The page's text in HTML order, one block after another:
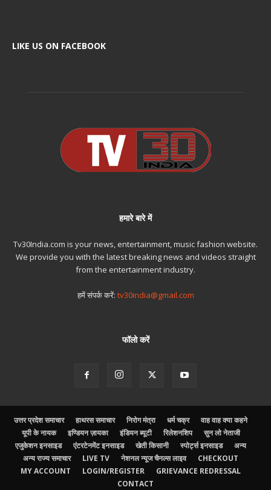
LIKE US ON FACEBOOK
हमारे बारे में
Tv30India.com is your news, entertainment, music fashion website.
We provide you with the latest breaking news and videos straight
from the entertainment industry.
हमें संपर्क करें: tv30india@gmail.com
फॉलो करें
उत्तर प्रदेश समाचार हाथरस समाचार निरोग मंत्रा धर्म चक्र
वाह वाह क्या कहने
यूपी के नायक
इण्डियन ज़ायका इंडियन ब्यूटी रिलेशनशिप
सुन लो नेताजी
एजुकेशन इनसाइड
एंटरटेनमेंट इनसाइड खेती किसानी स्पोर्ट्स इनसाइड
अन्य
अन्य राज्य समाचार
LIVE TV नेशनल न्यूज चैनल्स लाइव
CHECKOUT
MY ACCOUNT
LOGIN/REGISTER
GRIEVANCE REDRESSAL
CONTACT